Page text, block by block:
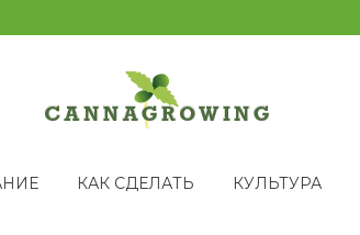
КАК СДЕЛАТЬ КУЛЬТУРА